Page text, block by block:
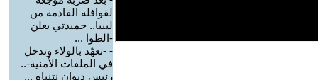
لقوافله القادمة من
ليبيا.. حميدتي يعلن
-الطوا ...
- -تعهّد بالولاء وتدخل
في الملفات الأمنية-..
رئيس ديوان نتنياه ...